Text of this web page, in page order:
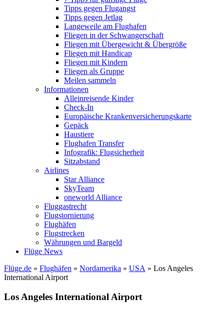
Tipps gegen Flugangst
Tipps gegen Jetlag
Langeweile am Flughafen
Fliegen in der Schwangerschaft
Fliegen mit Übergewicht & Übergröße
Fliegen mit Handicap
Fliegen mit Kindern
Fliegen als Gruppe
Meilen sammeln
Informationen
Alleinreisende Kinder
Check-In
Europäische Krankenversicherungskarte
Gepäck
Haustiere
Flughafen Transfer
Infografik: Flugsicherheit
Sitzabstand
Airlines
Star Alliance
SkyTeam
oneworld Alliance
Fluggastrecht
Flugstornierung
Flughäfen
Flugstrecken
Währungen und Bargeld
Flüge News
Flüge.de » Flughäfen » Nordamerika » USA » Los Angeles
International Airport
Los Angeles International Airport